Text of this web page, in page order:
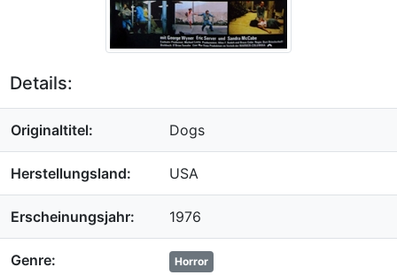
Details:
Originaltitel: Dogs
Herstellungsland: USA
Erscheinungsjahr: 1976
Genre: Horror